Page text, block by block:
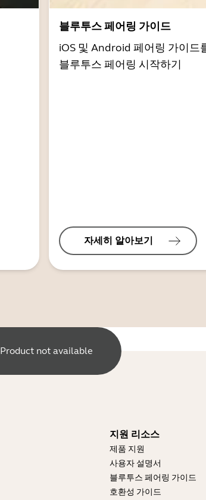
블루투스 페어링 가이드
iOS 및 Android 페어링 가이드
블루투스 페어링 시작하기
자세히 알아보기
Product not available
지원 리소스
제품 지원
사용자 설명서
블루투스 페어링 가이드
호환성 가이드